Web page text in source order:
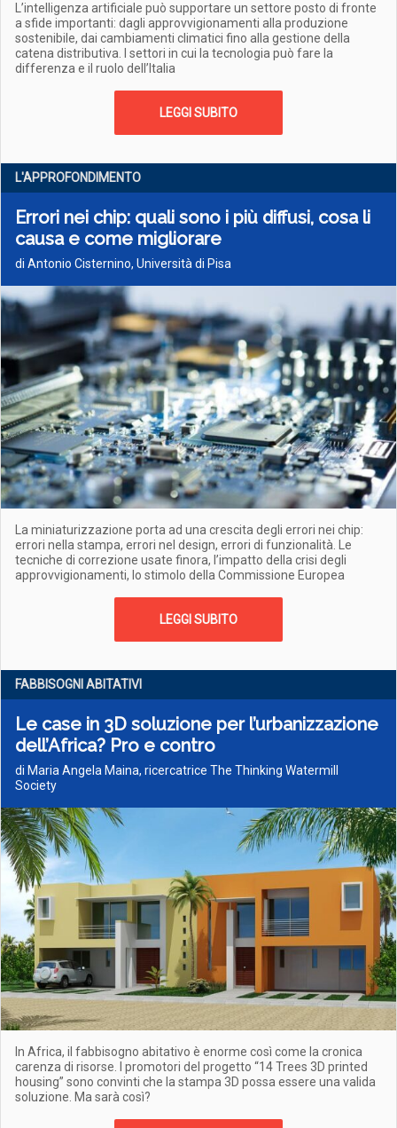
L’intelligenza artificiale può supportare un settore posto di fronte
a sfide importanti: dagli approvvigionamenti alla produzione
sostenibile, dai cambiamenti climatici fino alla gestione della
catena distributiva. I settori in cui la tecnologia può fare la
differenza e il ruolo dell’Italia
LEGGI SUBITO
L'APPROFONDIMENTO
Errori nei chip: quali sono i più diffusi, cosa li
causa e come migliorare
di Antonio Cisternino, Università di Pisa
La miniaturizzazione porta ad una crescita degli errori nei chip:
errori nella stampa, errori nel design, errori di funzionalità. Le
tecniche di correzione usate finora, l’impatto della crisi degli
approvvigionamenti, lo stimolo della Commissione Europea
LEGGI SUBITO
FABBISOGNI ABITATIVI
Le case in 3D soluzione per l’urbanizzazione
dell’Africa? Pro e contro
di Maria Angela Maina, ricercatrice The Thinking Watermill
Society
In Africa, il fabbisogno abitativo è enorme così come la cronica
carenza di risorse. I promotori del progetto “14 Trees 3D printed
housing” sono convinti che la stampa 3D possa essere una valida
soluzione. Ma sarà così?